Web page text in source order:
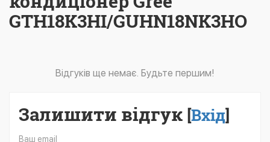
GTH18K3HI/GUHN18NK3HO
Відгуків ще немає. Будьте першим!
Залишити відгук [Вхід]